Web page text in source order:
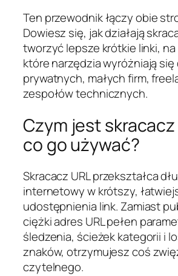
Ten przewodnik łączy obie
Dowiesz się, jak działają
tworzyć lepsze krótkie linki, na
które narzędzia wyróżniają się
prywatnych, małych firm,
zespołów technicznych.
Czym jest skracacz
co go używać?
Skracacz URL przekształca
internetowy w krótszy,
udostępnienia link. Zamiast
ciężki adres URL pełen
śledzenia, ścieżek kategorii i
znaków, otrzymujesz coś
czytelnego.